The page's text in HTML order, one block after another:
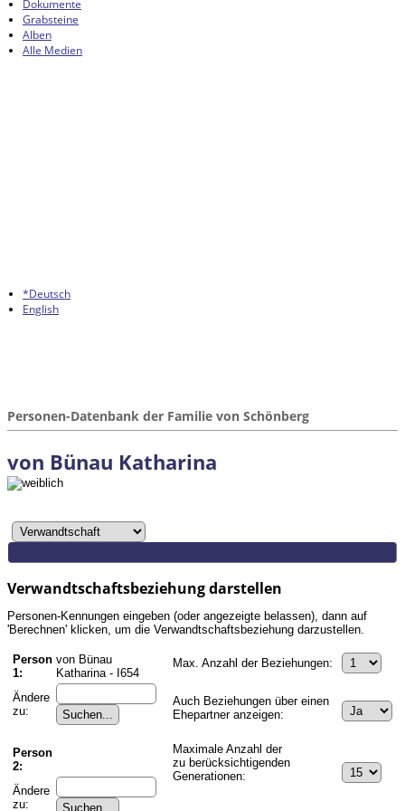
Dokumente
Grabsteine
Alben
Alle Medien
*Deutsch
English
Personen-Datenbank der Familie von Schönberg
von Bünau Katharina
Verwandtschaftsbeziehung darstellen
Personen-Kennungen eingeben (oder angezeigte belassen), dann auf
'Berechnen' klicken, um die Verwandtschaftsbeziehung darzustellen.
Person
1:
von Bünau
Katharina - I654
Ändere
zu:
Person
2:
Ändere
zu:
Max. Anzahl der Beziehungen:
Auch Beziehungen über einen
Ehepartner anzeigen:
Maximale Anzahl der
zu berücksichtigenden
Generationen: